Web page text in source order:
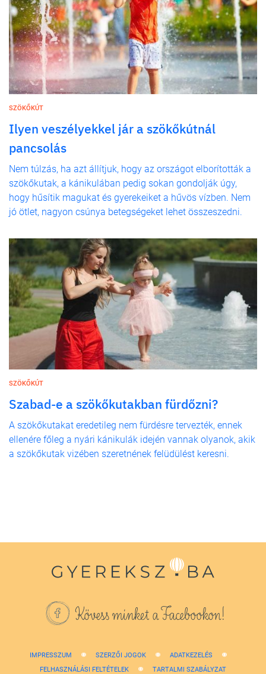
SZÖKŐKÚT
Ilyen veszélyekkel jár a szökőkútnál
pancsolás
Nem túlzás, ha azt állítjuk, hogy az országot elborították a
szökőkutak, a kánikulában pedig sokan gondolják úgy,
hogy hűsítik magukat és gyerekeiket a hűvös vízben. Nem
jó ötlet, nagyon csúnya betegségeket lehet összeszedni.
SZÖKŐKÚT
Szabad-e a szökőkutakban fürdőzni?
A szökőkutakat eredetileg nem fürdésre tervezték, ennek
ellenére főleg a nyári kánikulák idején vannak olyanok, akik
a szökőkutak vizében szeretnének felüdülést keresni.
Kövess minket a Facebookon!
IMPRESSZUM SZERZŐI JOGOK
ADATKEZELÉS
FELHASZNÁLÁSI FELTÉTELEK
TARTALMI SZABÁLYZAT